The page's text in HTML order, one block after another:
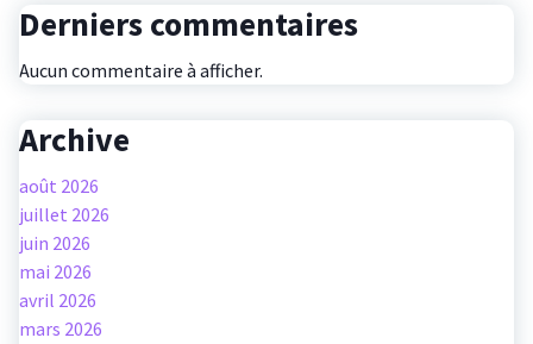
Derniers commentaires
Aucun commentaire à afficher.
Archive
août 2026
juillet 2026
juin 2026
mai 2026
avril 2026
mars 2026